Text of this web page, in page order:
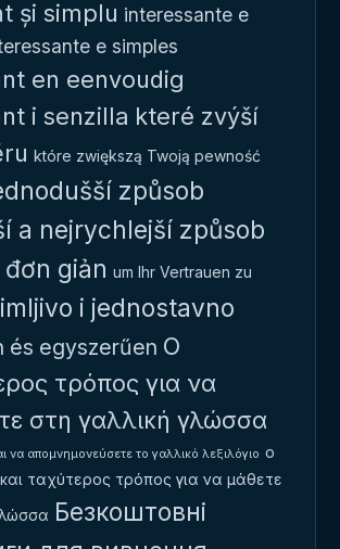
și simplu interessante e
e simples
en eenvoudig
i senzilla které zvýší
które zwiększą Twoją pewność
způsob
a nejrychlejší způsob
giản um Ihr Vertrauen zu
i jednostavno
és egyszerűen Ο
τρόπος για να
στη γαλλική γλώσσα
να απομνημονεύσετε το γαλλικό λεξιλόγιο ο
ταχύτερος τρόπος για να μάθετε
Безкоштовні